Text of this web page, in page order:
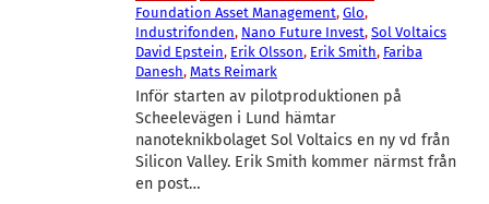
Foundation Asset Management, Glo
Industrifonden, Nano Future Invest, Sol Voltaics
David Epstein, Erik Olsson, Erik Smith, Fariba
Danesh, Mats Reimark
Inför starten av pilotproduktionen på
Scheelevägen i Lund hämtar
nanoteknikbolaget Sol Voltaics en ny vd från
Silicon Valley. Erik Smith kommer närmst från
en post…